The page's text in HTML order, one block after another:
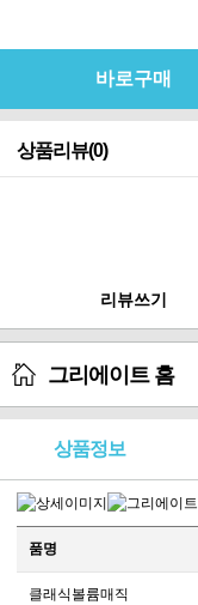
상품리뷰(0)
리뷰쓰기
그리에이트 홈
상품정보
품명
클래식볼륨매직